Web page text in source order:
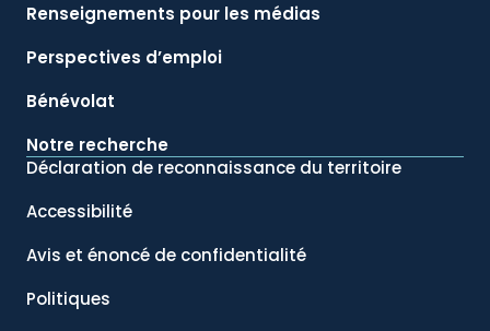
Renseignements pour les médias
Perspectives d’emploi
Bénévolat
Notre recherche
Déclaration de reconnaissance du territoire
Accessibilité
Avis et énoncé de confidentialité
Politiques